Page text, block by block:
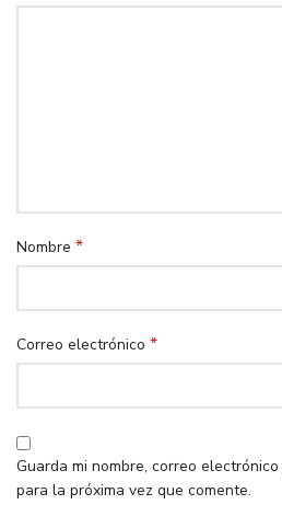
Nombre *
Correo electrónico *
Guarda mi nombre, correo
para la próxima vez que comente.